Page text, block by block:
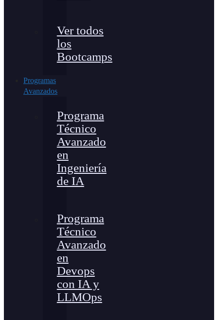
Ver todos
los
Bootcamps
Programas
Avanzados
Programa
Técnico
Avanzado
en
Ingeniería
de IA
Programa
Técnico
Avanzado
en
Devops
con IA y
LLMOps